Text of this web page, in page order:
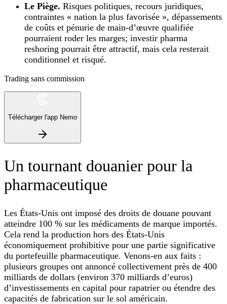
Le Piège. Risques politiques, recours juridiques,
contraintes « nation la plus favorisée », dépassements
de coûts et pénurie de main‑d’œuvre qualifiée
pourraient roder les marges; investir pharma
reshoring pourrait être attractif, mais cela resterait
conditionnel et risqué.
Trading sans commission
Télécharger l'app Nemo
Un tournant douanier pour la
pharmaceutique
Les États-Unis ont imposé des droits de douane pouvant
atteindre 100 % sur les médicaments de marque importés.
Cela rend la production hors des États‑Unis
économiquement prohibitive pour une partie significative
du portefeuille pharmaceutique. Venons‑en aux faits :
plusieurs groupes ont annoncé collectivement près de 400
milliards de dollars (environ 370 milliards d’euros)
d’investissements en capital pour rapatrier ou étendre des
capacités de fabrication sur le sol américain.